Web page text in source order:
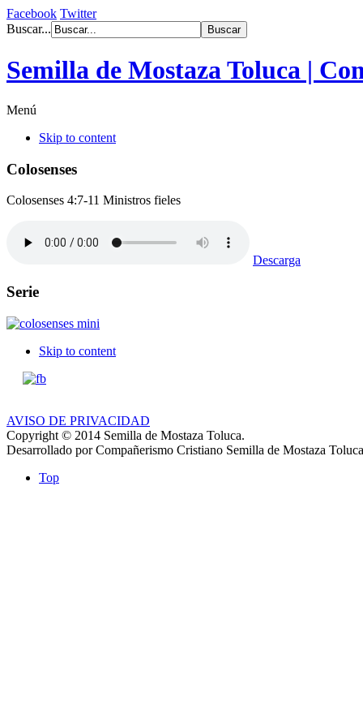
Facebook Twitter
Buscar...
Semilla de Mostaza Toluca |
Menú
Skip to content
Colosenses
Colosenses 4:7-11 Ministros fieles
Descarga
Serie
Skip to content
AVISO DE PRIVACIDAD
Copyright © 2014 Semilla de Mostaza Toluca.
Desarrollado por Compañerismo Cristiano Semilla de Mostaza
Top